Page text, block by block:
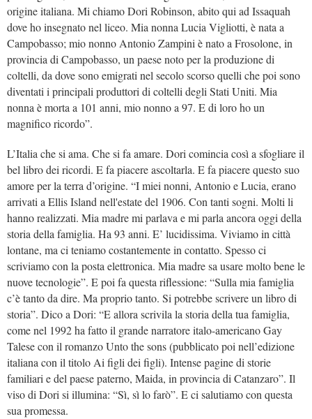
origine italiana. Mi chiamoDori Robinson, abito qui ad Issaquah
dove ho insegnato nel liceo. Mia nonna Lucia Vigliotti, è nata a
Campobasso; mio nonno Antonio Zampini è nato a Frosolone, in
provincia di Campobasso, un paese noto per la produzione di
coltelli, da dove sono emigrati nel secolo scorso quelli che poi sono
diventati i principali produttori di coltelli degli Stati Uniti. Mia
nonna è morta a 101 anni, mio nonno a 97. E di loro ho un
magnifico ricordo”.
L’Italia che si ama. Che si fa amare. Dori comincia così a sfogliare il
bel libro dei ricordi. E fa piacere ascoltarla. E fa piacere questo suo
amore per la terra d’origine. “I miei nonni, Antonio e Lucia, erano
arrivati a Ellis Island nell'estate del 1906. Con tanti sogni. Molti li
hanno realizzati. Mia madre mi parlava e mi parla ancora oggi della
storia della famiglia. Ha 93 anni. E’ lucidissima. Viviamo in città
lontane, ma ci teniamo costantemente in contatto. Spesso ci
scriviamo con la posta elettronica. Mia madre sa usare molto bene le
nuove tecnologie”. E poi fa questa riflessione: “Sulla mia famiglia
c’è tanto da dire. Ma proprio tanto. Si potrebbe scrivere un libro di
storia”. Dico a Dori: “E allora scrivila la storia della tua famiglia,
come nel 1992 ha fatto il grande narratore italo-americanoGay
Talese con il romanzo Unto the sons (pubblicato poi nell’edizione
italiana con il titolo Ai figli dei figli). Intense pagine di storie
familiari e del paese paterno, Maida, in provincia di Catanzaro”. Il
viso di Dori si illumina: “Sì, sì lo farò”. E ci salutiamo con questa
sua promessa.